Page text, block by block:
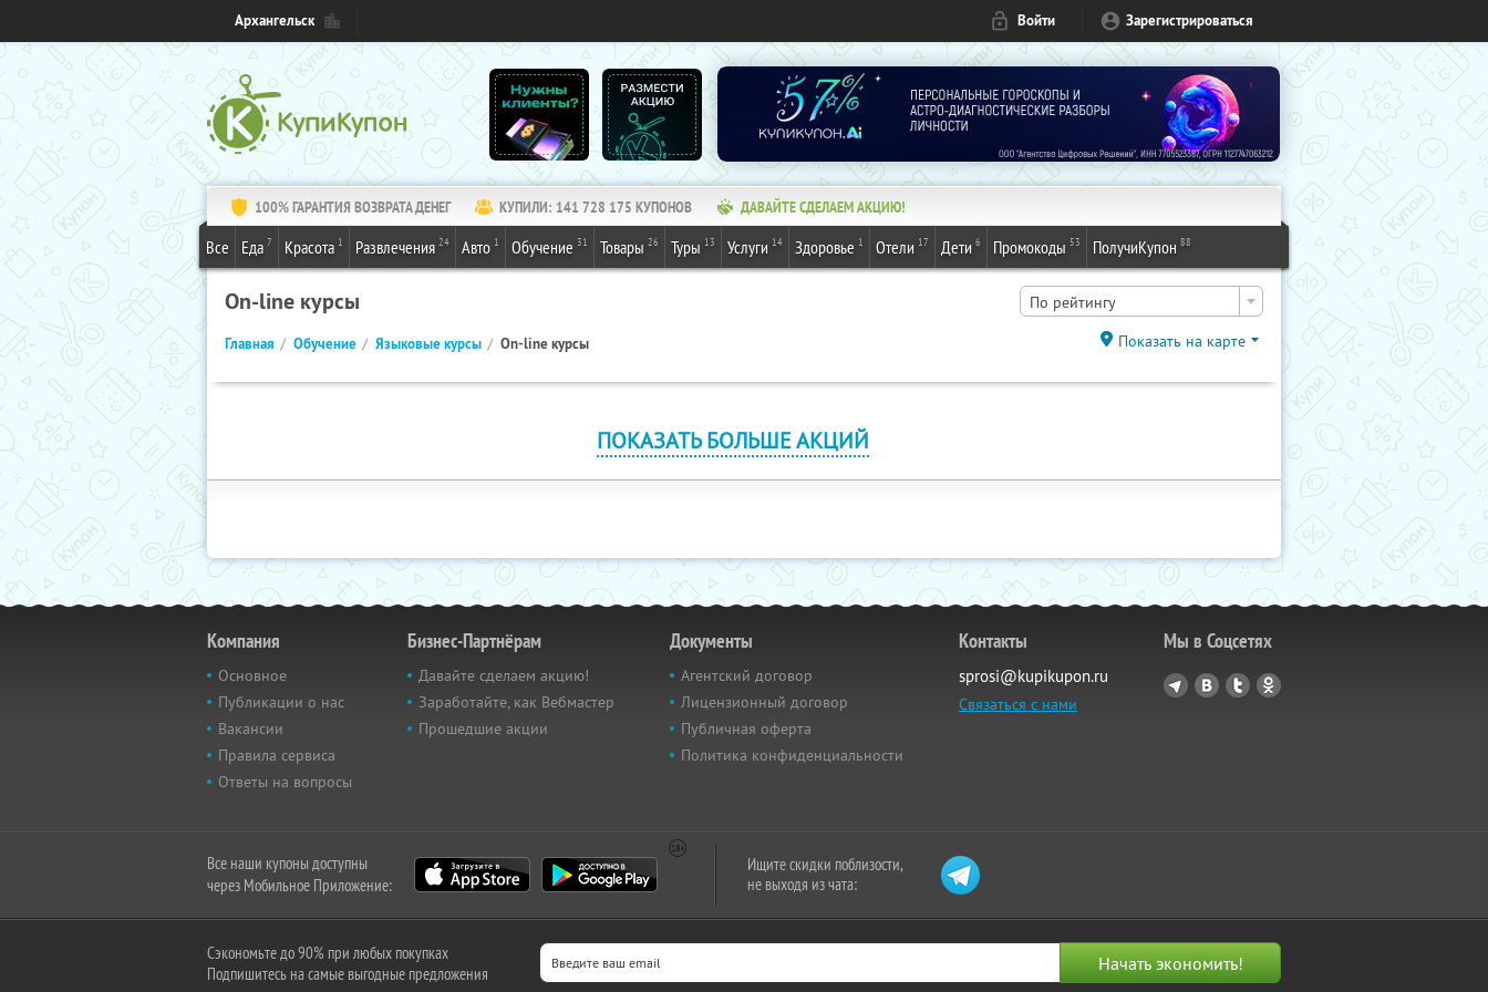
Архангельск Войти Зарегистрироваться
100% ГАРАНТИЯ ВОЗВРАТА ДЕНЕГ КУПИЛИ: 141 728 175 КУПОНОВ ДАВАЙТЕ СДЕЛАЕМ АКЦИЮ!
Все Еда 7 Красота 1 Развлечения 24 Авто 1 Обучение 31 Товары 26 Туры 13 Услуги 14 Здоровье 1 Отели 17 Дети 6 Промокоды 53 ПолучиКупон 88
On-line курсы По рейтингу
Главная Обучение Языковые курсы On-line курсы Показать на карте
ПОКАЗАТЬ БОЛЬШЕ АКЦИЙ
Компания
Основное
Публикации о нас
Вакансии
Правила сервиса
Ответы на вопросы
Бизнес-Партнёрам
Давайте сделаем акцию!
Заработайте, как Вебмастер
Прошедшие акции
Документы
Агентский договор
Лицензионный договор
Публичная оферта
Политика конфиденциальности
Контакты
sprosi@kupikupon.ru
Связаться с нами
Мы в Соцсетях
Все наши купоны доступны
через Мобильное Приложение:
Ищите скидки поблизости,
не выходя из чата:
Сэкономьте до 90% при любых покупках
Подпишитесь на самые выгодные предложения